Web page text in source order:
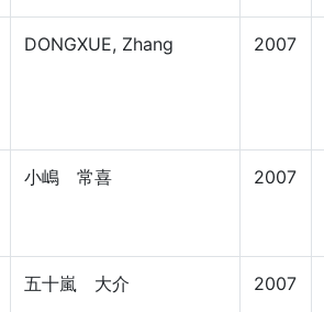
DONGXUE, Zhang 2007
小嶋 常喜 2007
五十嵐 大介 2007